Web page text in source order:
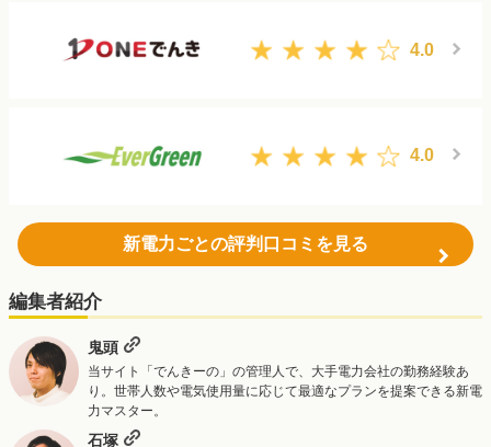
4.0
4.0
新電力ごとの評判口コミを見る
編集者紹介
鬼頭
当サイト「でんきーの」の管理人で、大手電力会社の勤務経験あ
り。世帯人数や電気使用量に応じて最適なプランを提案できる新電
力マスター。
石塚